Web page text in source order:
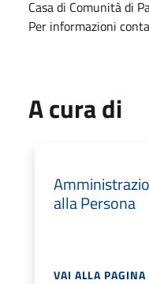
Casa di Comunità di
Per informazioni
A cura di
alla Persona
VAI ALLA PAGINA